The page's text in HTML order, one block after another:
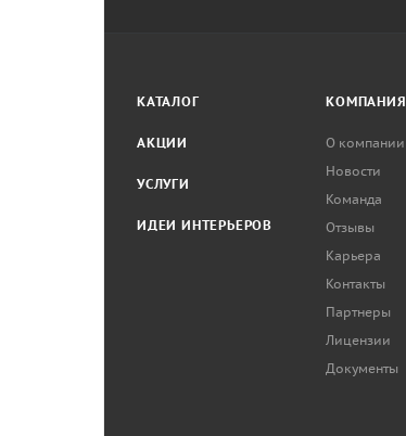
КАТАЛОГ
АКЦИИ
УСЛУГИ
ИДЕИ ИНТЕРЬЕРОВ
КОМПАНИЯ
О компании
Новости
Команда
Отзывы
Карьера
Контакты
Партнеры
Лицензии
Документы